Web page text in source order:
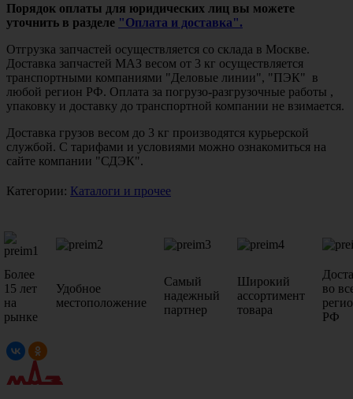
Порядок оплаты для юридических лиц вы можете
уточнить в разделе "Оплата и доставка".
Отгрузка запчастей осуществляется со склада в Москве.
Доставка запчастей МАЗ весом от 3 кг осуществляется
транспортными компаниями "Деловые линии", "ПЭК" в
любой регион РФ. Оплата за погрузо-разгрузочные работы ,
упаковку и доставку до транспортной компании не взимается.
Доставка грузов весом до 3 кг производятся курьерской
службой. С тарифами и условиями можно ознакомиться на
сайте компании "СДЭК".
Категории: Каталоги и прочее
Более
15 лет
на
рынке
Удобное
местоположение
Самый
надежный
партнер
Широкий
ассортимент
товара
во
РФ